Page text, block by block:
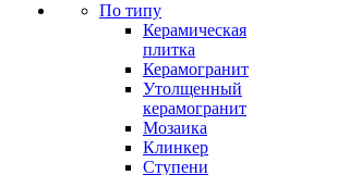
По типу
Керамическая
плитка
Керамогранит
Утолщенный
керамогранит
Мозаика
Клинкер
Ступени